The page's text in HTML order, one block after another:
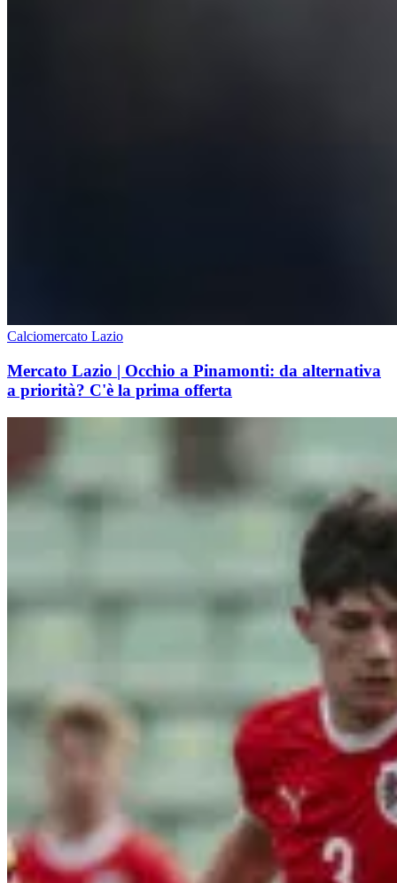
Calciomercato Lazio
Mercato Lazio | Occhio a Pinamonti: da alternativa
a priorità? C'è la prima offerta